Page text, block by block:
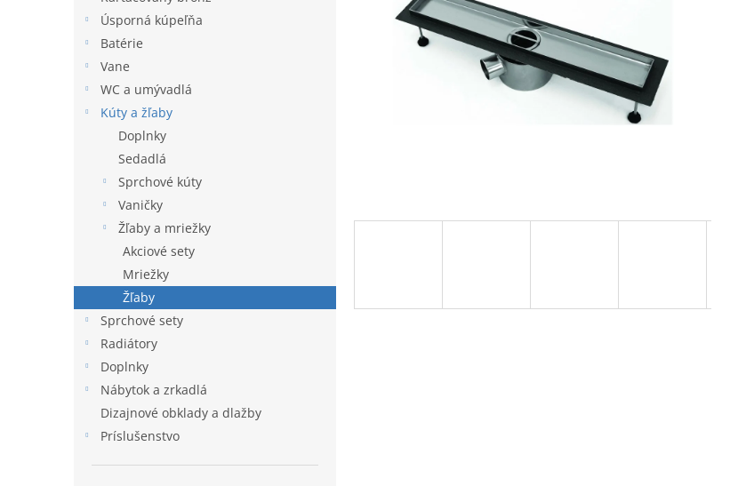
Úsporná kúpeľňa
Batérie
Vane
WC a umývadlá
Kúty a žľaby
Doplnky
Sedadlá
Sprchové kúty
Vaničky
Žľaby a mriežky
Akciové sety
Mriežky
Žľaby
Sprchové sety
Radiátory
Doplnky
Nábytok a zrkadlá
Dizajnové obklady a dlažby
Príslušenstvo
hviezdičiek.